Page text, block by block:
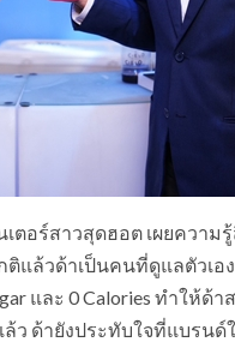
เตอร์สาวสุดฮอต เผยความ
ติแล้วด้าเป็นคนที่ดูแลตัวเ
และ 0 Calories ทำใ
ว ด้ายังประทับใจที่แบรน